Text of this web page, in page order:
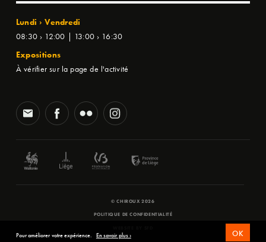
Lundi › Vendredi
08:30 › 12:00 | 13:00 › 16:30
Expositions
À vérifier sur la page de l'activité
© CHIROUX 2026
POLITIQUE DE CONFIDENTIALITÉ
Pour améliorer votre expérience. En savoir plus › OK